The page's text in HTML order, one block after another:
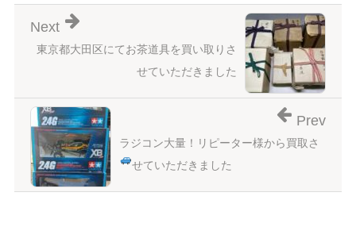
東京都大田区にてお茶道具を買い取りさ
せていただきました
Next
ラジコン大量！リピーター様から買取さ
せていただきました
Prev